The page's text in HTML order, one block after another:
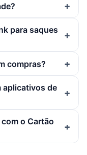
para saques
compras?
aplicativos de
o Cartão